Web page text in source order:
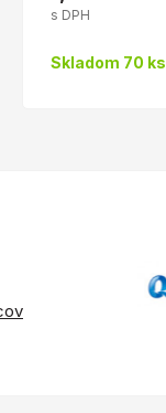
s DPH
Skladom 70 ks